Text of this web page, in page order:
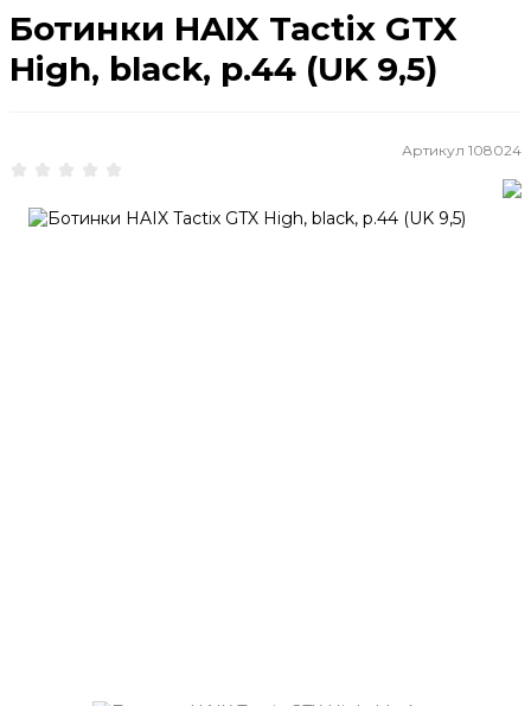
Ботинки HAIX Tactix GTX
High, black, р.44 (UK 9,5)
Артикул 108024